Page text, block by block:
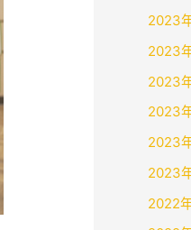
2023
2023
2023
2023
2023
2023
2022